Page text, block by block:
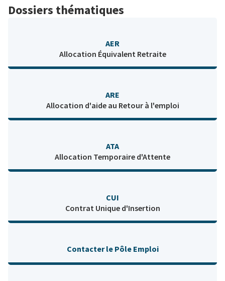
Dossiers thématiques
AER
Allocation Équivalent Retraite
ARE
Allocation d'aide au Retour à l'emploi
ATA
Allocation Temporaire d'Attente
CUI
Contrat Unique d'Insertion
Contacter le Pôle Emploi